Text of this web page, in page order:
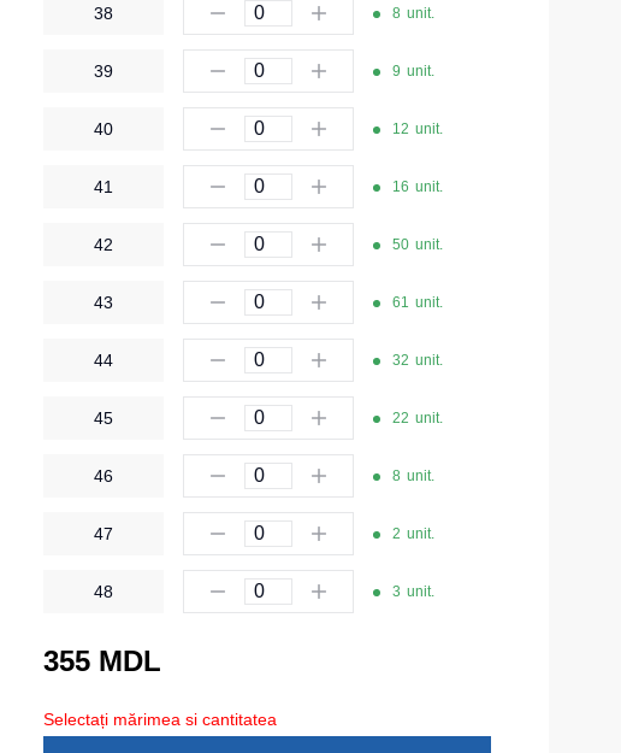
Îmbrăcăminte de unică folosință
Lenjerie termică
Îmbrăcăminte specială
Șepci și căciuli
Chipiuri
Căciule
Eșarfe buff-uri
HoReCa și Medicină
Centură pentru scule
Pantaloni scurți pentru lucru
Pantaloni scurți casual
38 8 unit.
39 9 unit.
40 12 unit.
41 16 unit.
42 50 unit.
43 61 unit.
44 32 unit.
45 22 unit.
46 8 unit.
47 2 unit.
48 3 unit.
355 MDL
Selectați mărimea si cantitatea